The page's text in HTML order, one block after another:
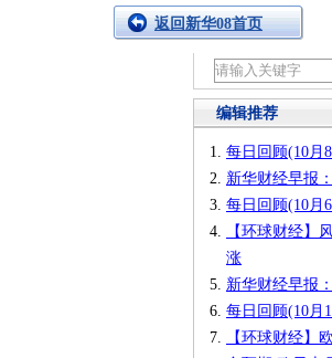
返回新华08首页
编辑推荐
每日回顾(10月
新华财经早报
每日回顾(10月
【环球财经】
涨
新华财经早报
每日回顾(10月
【环球财经】